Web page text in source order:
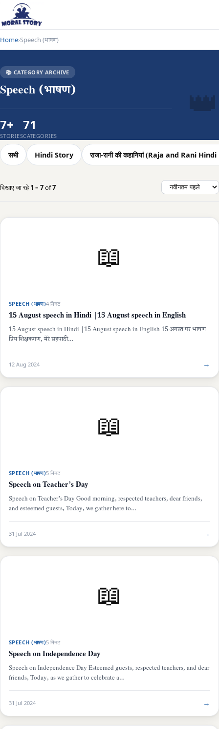
Home›Speech (भाषण)
📚 CATEGORY ARCHIVE
Speech (भाषण)
7+
STORIES
71
CATEGORIES
👑
सभी Hindi Story राजा-रानी की कहानियां (Raja and Rani
दिखाए जा रहे1 – 7of7
📖
SPEECH (भाषण)4 मिनट
15 August speech in Hindi |15 August speech in English
15 August speech in Hindi |15 August speech in English 15 अगस्त पर भाषण
प्रिय शिक्षकगण, मेरे सहपाठी…
12 Aug 2024 →
📖
SPEECH (भाषण)5 मिनट
Speech on Teacher’s Day
Speech on Teacher’s Day Good morning, respected teachers, dear friends,
and esteemed guests, Today, we gather here to…
31 Jul 2024 →
📖
SPEECH (भाषण)5 मिनट
Speech on Independence Day
Speech on Independence Day Esteemed guests, respected teachers, and dear
friends, Today, as we gather to celebrate a…
31 Jul 2024 →